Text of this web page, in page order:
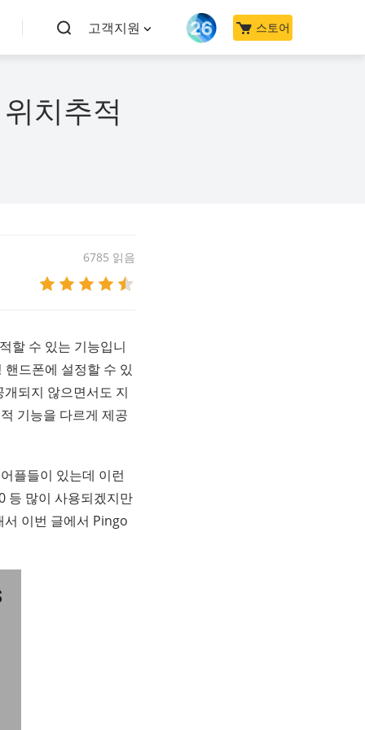
고객지원 스토어
치추적
6785 읽음
할 수 있는 기능입니
드폰에 설정할 수 있
되지 않으면서도 지
기능을 다르게 제공
플들이 있는데 이런
등 많이 사용되겠지만
이번 글에서 Pingo